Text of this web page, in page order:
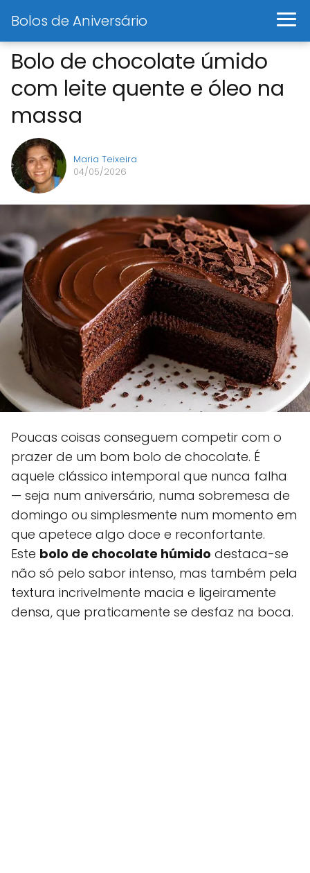
Bolos de Aniversário
Bolo de chocolate úmido
com leite quente e óleo na
massa
Maria Teixeira
04/05/2026
Poucas coisas conseguem competir com o
prazer de um bom bolo de chocolate. É
aquele clássico intemporal que nunca falha
— seja num aniversário, numa sobremesa de
domingo ou simplesmente num momento em
que apetece algo doce e reconfortante.
Este bolo de chocolate húmido destaca-se
não só pelo sabor intenso, mas também pela
textura incrivelmente macia e ligeiramente
densa, que praticamente se desfaz na boca.